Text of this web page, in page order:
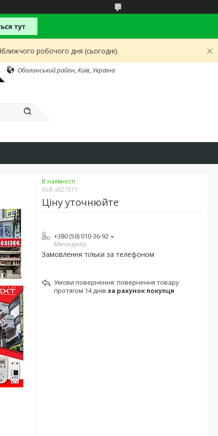
робочого дня (сьогодні).
Оболонський район, Київ, Україна
В наявності
Код:s027011
Ціну уточнюйте
+380 (50) 010-36-92
Менеджер
Замовлення тільки за телефоном
повернення товару
протягом 14 днів за рахунок покупця